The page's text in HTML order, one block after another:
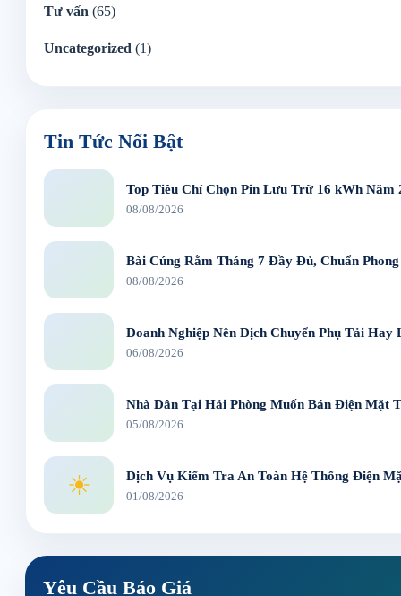
Tư vấn (65)
Uncategorized (1)
Tin Tức Nổi Bật
Top Tiêu Chí Chọn Pin Lưu Trữ 16 kWh
08/08/2026
Bài Cúng Rằm Tháng 7 Đầy Đủ, Chuẩn
08/08/2026
Doanh Nghiệp Nên Dịch Chuyển Phụ Tải
06/08/2026
Nhà Dân Tại Hải Phòng Muốn Bán Điện Mặt
05/08/2026
☀ Dịch Vụ Kiểm Tra An Toàn Hệ Thống Điện
01/08/2026
Yêu Cầu Báo Giá